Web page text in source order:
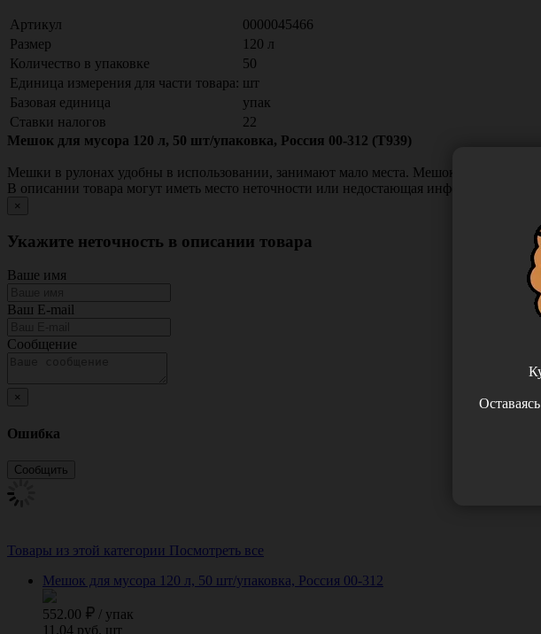
Артикул
0000045466
Размер
120 л
Количество в упаковке
50
Единица измерения для части товара: шт
Базовая единица
упак
Ставки налогов
22
Мешок для мусора 120 л, 50 шт/упаковка, Россия 00-312 (Т939)
Мешки в рулонах удобны в использовании, занимают мало места. Мешок легко
В описании товара могут иметь место неточности или недостающая информация.
×
Укажите неточность в описании товара
Ваше имя
Ваш E-mail
Сообщение
×
Ошибка
Товары из этой категории Посмотреть все
Мешок для мусора 120 л, 50 шт/упаковка, Россия 00-312
552.00 / упак
11.04 руб. шт